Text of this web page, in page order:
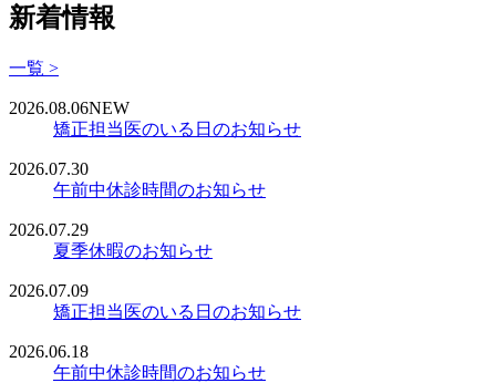
新着情報
一覧 >
2026.08.06NEW
矯正担当医のいる日のお知らせ
2026.07.30
午前中休診時間のお知らせ
2026.07.29
夏季休暇のお知らせ
2026.07.09
矯正担当医のいる日のお知らせ
2026.06.18
午前中休診時間のお知らせ